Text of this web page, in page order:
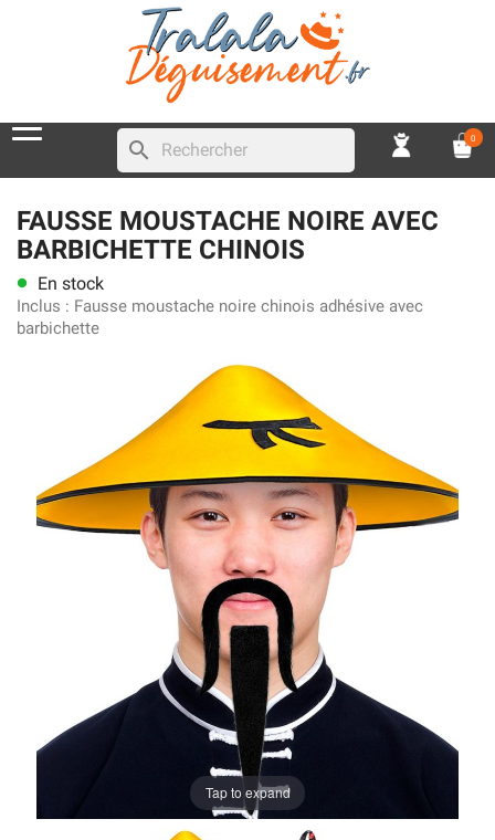
search 0
FAUSSE MOUSTACHE NOIRE AVEC
BARBICHETTE CHINOIS
lens En stock
Inclus : Fausse moustache noire chinois adhésive avec
barbichette
Tap to expand